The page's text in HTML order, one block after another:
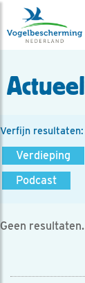
Actueel
Verfijn resultaten:
Verdieping
Podcast
Geen resultaten.